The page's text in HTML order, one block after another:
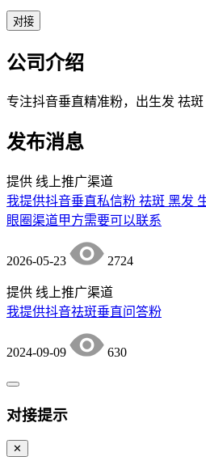
对接
公司介绍
专注抖音垂直精准粉，出生发 祛斑
发布消息
提供 线上推广渠道
我提供抖音垂直私信粉 祛斑 黑发
眼圈渠道甲方需要可以联系
2026-05-23 2724
提供 线上推广渠道
我提供抖音祛斑垂直问答粉
2024-09-09 630
对接提示
✕